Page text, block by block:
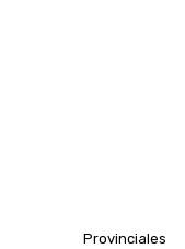
Provinciales